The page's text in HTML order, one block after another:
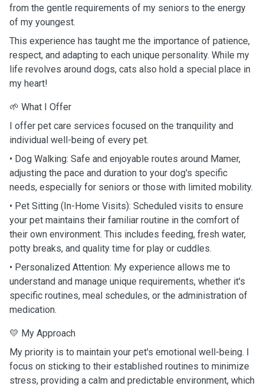
from the gentle requirements of my seniors to the energy
of my youngest.
This experience has taught me the importance of patience,
respect, and adapting to each unique personality. While my
life revolves around dogs, cats also hold a special place in
my heart!
🌱 What I Offer
I offer pet care services focused on the tranquility and
individual well-being of every pet.
• Dog Walking: Safe and enjoyable routes around Mamer,
adjusting the pace and duration to your dog's specific
needs, especially for seniors or those with limited mobility.
• Pet Sitting (In-Home Visits): Scheduled visits to ensure
your pet maintains their familiar routine in the comfort of
their own environment. This includes feeding, fresh water,
potty breaks, and quality time for play or cuddles.
• Personalized Attention: My experience allows me to
understand and manage unique requirements, whether it's
specific routines, meal schedules, or the administration of
medication.
💛 My Approach
My priority is to maintain your pet's emotional well-being. I
focus on sticking to their established routines to minimize
stress, providing a calm and predictable environment, which